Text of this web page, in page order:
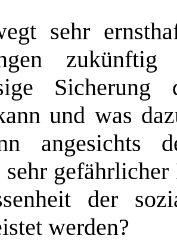
sehr
Sicherung
und was
angesichts
der
werden?